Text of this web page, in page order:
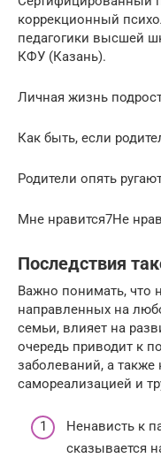
коррекционный
педагогики высшей
КФУ (Казань).
Личная жизнь
Как быть, если
Родители опять
Мне нравится7Не
Последствия
Важно понимать, что
направленных на
семьи, влияет на
очередь приводит к
заболеваний, а
самореализацией и
Ненависть к
сказывается